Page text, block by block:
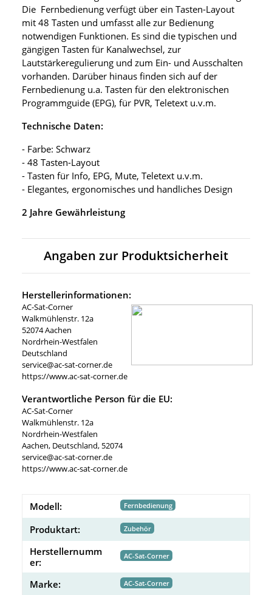
Die Fernbedienung verfügt über ein Tasten-Layout
mit 48 Tasten und umfasst alle zur Bedienung
notwendigen Funktionen. Es sind die typischen und
gängigen Tasten für Kanalwechsel, zur
Lautstärkeregulierung und zum Ein- und Ausschalten
vorhanden. Darüber hinaus finden sich auf der
Fernbedienung u.a. Tasten für den elektronischen
Programmguide (EPG), für PVR, Teletext u.v.m.
Technische Daten:
- Farbe: Schwarz
- 48 Tasten-Layout
- Tasten für Info, EPG, Mute, Teletext u.v.m.
- Elegantes, ergonomisches und handliches Design
2 Jahre Gewährleistung
Angaben zur Produktsicherheit
Herstellerinformationen:
AC-Sat-Corner
Walkmühlenstr. 12a
52074 Aachen
Nordrhein-Westfalen
Deutschland
service@ac-sat-corner.de
https://www.ac-sat-corner.de
Verantwortliche Person für die EU:
AC-Sat-Corner
Walkmühlenstr. 12a
Nordrhein-Westfalen
Aachen, Deutschland, 52074
service@ac-sat-corner.de
https://www.ac-sat-corner.de
Modell: Fernbedienung
Produktart: Zubehör
Herstellernumm
er:
AC-Sat-Corner
Marke: AC-Sat-Corner